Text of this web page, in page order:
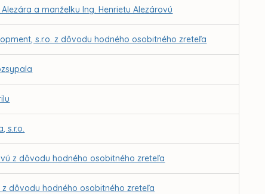
a manželku Ing. Henrietu Alezárovú
s.r.o. z dôvodu hodného osobitného zreteľa
s.r.o.
z dôvodu hodného osobitného zreteľa
dôvodu hodného osobitného zreteľa